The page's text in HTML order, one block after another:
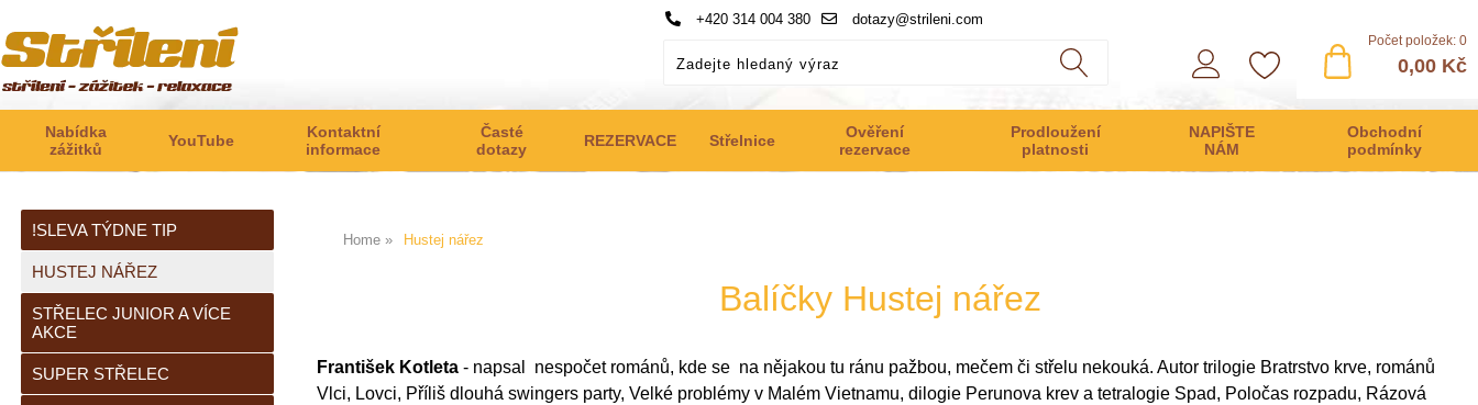
+420 314 004 380 dotazy@strileni.com
Počet položek: 0
0,00 Kč
Nabídka
zážitků
YouTube
Kontaktní
informace
Časté
dotazy
REZERVACE Střelnice
Ověření
rezervace
Prodloužení
platnosti
NAPIŠTE
NÁM
Obchodní
podmínky
Home Hustej nářez
Balíčky Hustej nářez
František Kotleta - napsal nespočet románů, kde se na nějakou tu ránu pažbou, mečem či střelu nekouká. Autor trilogie Bratrstvo krve, románů
Vlci, Lovci, Příliš dlouhá swingers party, Velké problémy v Malém Vietnamu, dilogie Perunova krev a tetralogie Spad, Poločas rozpadu, Rázová
!SLEVA TÝDNE TIP
HUSTEJ NÁŘEZ
STŘELEC JUNIOR A VÍCE
AKCE
SUPER STŘELEC